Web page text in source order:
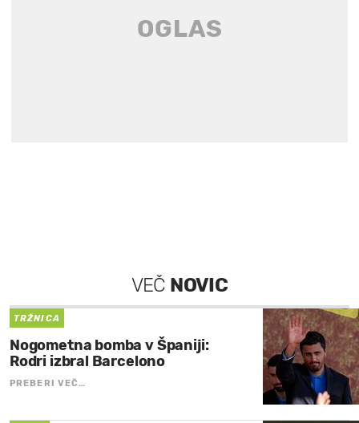
VEČ NOVIC
TRŽNICA
Nogometna bomba v Španiji:
Rodri izbral Barcelono
PREBERI VEČ…